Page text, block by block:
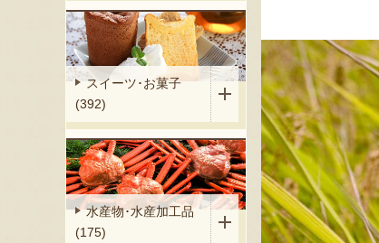
スイーツ･お菓子
(392)
水産物･水産加工品
(175)